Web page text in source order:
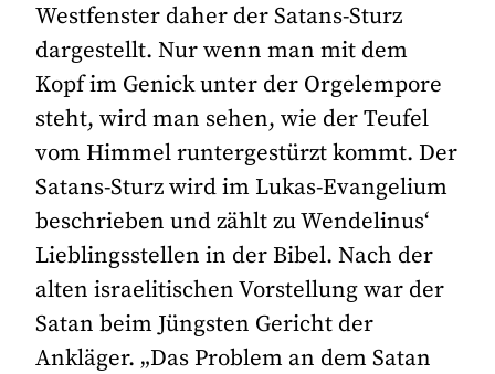
Westfenster daher der Satans-Sturz
dargestellt. Nur wenn man mit dem
Kopf im Genick unter der Orgelempore
steht, wird man sehen, wie der Teufel
vom Himmel runtergestürzt kommt. Der
Satans-Sturz wird im Lukas-Evangelium
beschrieben und zählt zu Wendelinus‘
Lieblingsstellen in der Bibel. Nach der
alten israelitischen Vorstellung war der
Satan beim Jüngsten Gericht der
Ankläger. „Das Problem an dem Satan